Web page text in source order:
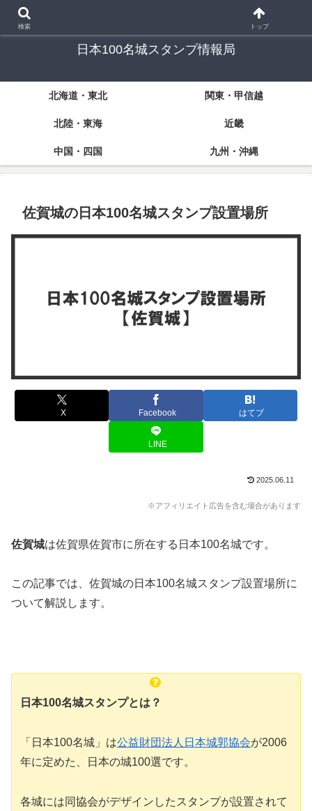
「日本100名城」スタンプラリーに挑戦する方々のための情報サイト
日本100名城スタンプ情報局
北海道・東北 関東・甲信越
北陸・東海 近畿
中国・四国 九州・沖縄
佐賀城の日本100名城スタンプ設置場所
X Facebook はてブ
LINE
2025.06.11
※アフィリエイト広告を含む場合があります
佐賀城は佐賀県佐賀市に所在する日本100名城です。
この記事では、佐賀城の日本100名城スタンプ設置場所に
ついて解説します。
日本100名城スタンプとは？
「日本100名城」は公益財団法人日本城郭協会が2006
年に定めた、日本の城100選です。
各城には同協会がデザインしたスタンプが設置されて
検索 トップ